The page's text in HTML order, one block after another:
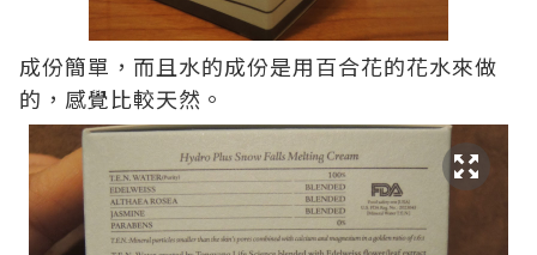
成份簡單，而且水的成份是用百合花的花水來做
的，感覺比較天然。